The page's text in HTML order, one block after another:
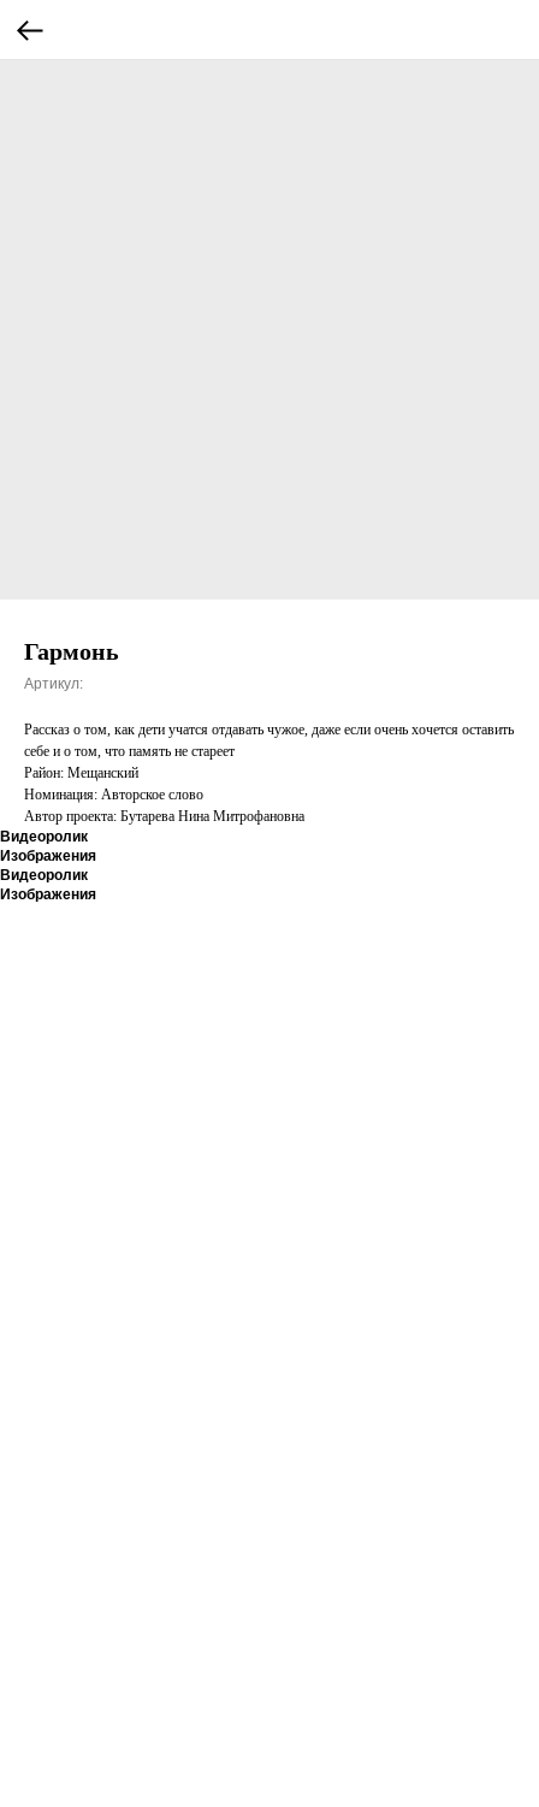
Гармонь
Артикул:
Рассказ о том, как дети учатся отдавать чужое, даже если очень хочется оставить
себе и о том, что память не стареет
Район: Мещанский
Номинация: Авторское слово
Автор проекта: Бутарева Нина Митрофановна
Видеоролик
Изображения
Видеоролик
Изображения